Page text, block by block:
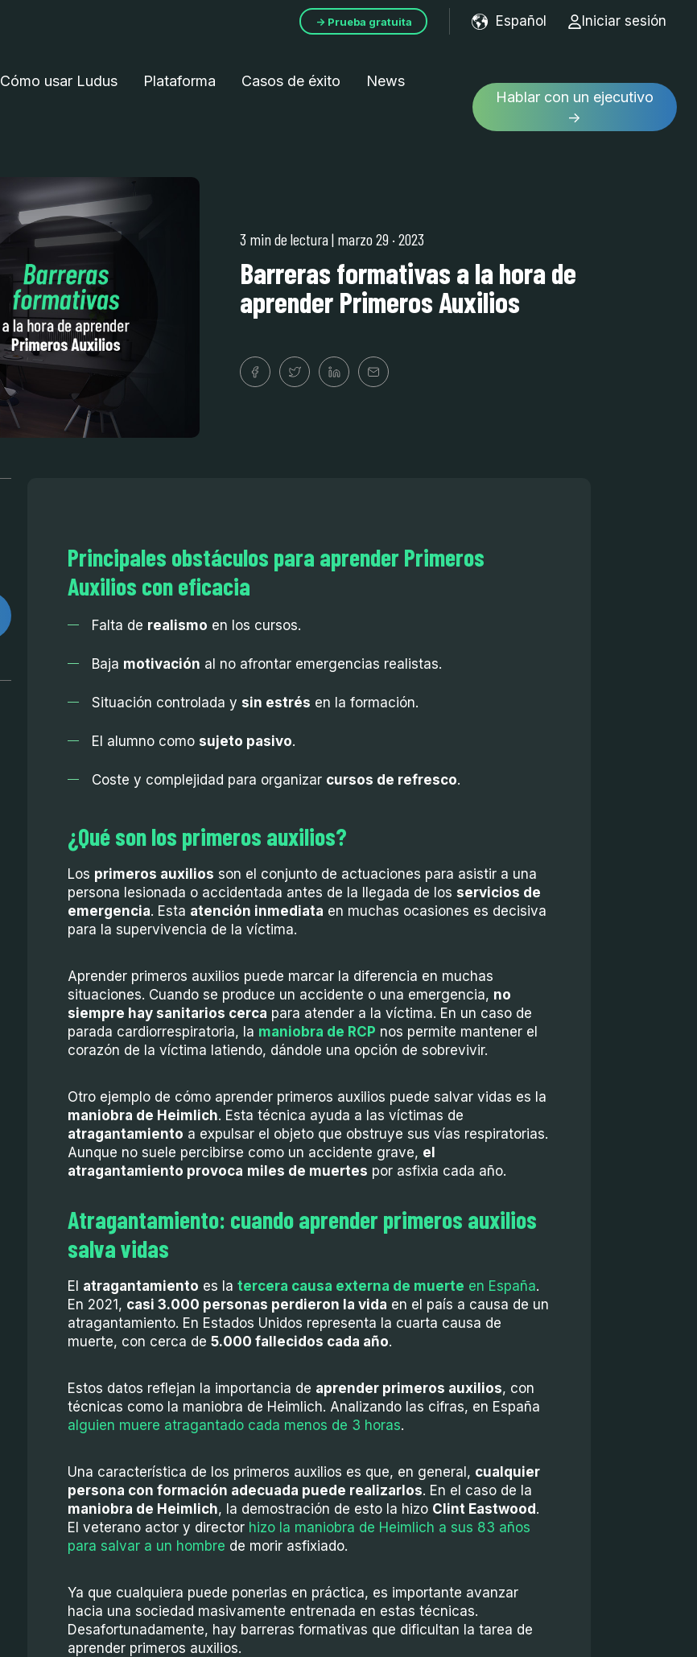
→ Prueba gratuita Español
Show submenu for
Iniciar sesión
Cómo usar Ludus Plataforma Casos de éxito News
Hablar con un ejecutivo
→
3 min de lectura| marzo 29 · 2023
Barreras formativas a la hora de
aprender Primeros Auxilios
Principales obstáculos para aprender Primeros
Auxilios con eficacia
Falta de realismo en los cursos.
Baja motivación al no afrontar emergencias realistas.
Situación controlada y sin estrés en la formación.
El alumno como sujeto pasivo.
Coste y complejidad para organizar cursos de refresco.
¿Qué son los primeros auxilios?
Los primeros auxilios son el conjunto de actuaciones para asistir a una
persona lesionada o accidentada antes de la llegada de los servicios de
emergencia. Esta atención inmediata en muchas ocasiones es decisiva
para la supervivencia de la víctima.
Aprender primeros auxilios puede marcar la diferencia en muchas
situaciones. Cuando se produce un accidente o una emergencia, no
siempre hay sanitarios cerca para atender a la víctima. En un caso de
parada cardiorrespiratoria, la maniobra de RCP nos permite mantener el
corazón de la víctima latiendo, dándole una opción de sobrevivir.
Otro ejemplo de cómo aprender primeros auxilios puede salvar vidas es la
maniobra de Heimlich. Esta técnica ayuda a las víctimas de
atragantamiento a expulsar el objeto que obstruye sus vías respiratorias.
Aunque no suele percibirse como un accidente grave, el
atragantamiento provoca miles de muertes por asfixia cada año.
Atragantamiento: cuando aprender primeros auxilios
salva vidas
El atragantamiento es la tercera causa externa de muerte en España.
En 2021, casi 3.000 personas perdieron la vida en el país a causa de un
atragantamiento. En Estados Unidos representa la cuarta causa de
muerte, con cerca de 5.000 fallecidos cada año.
Estos datos reflejan la importancia de aprender primeros auxilios, con
técnicas como la maniobra de Heimlich. Analizando las cifras, en España
alguien muere atragantado cada menos de 3 horas.
Una característica de los primeros auxilios es que, en general, cualquier
persona con formación adecuada puede realizarlos. En el caso de la
maniobra de Heimlich, la demostración de esto la hizo Clint Eastwood .
El veterano actor y director hizo la maniobra de Heimlich a sus 83 años
para salvar a un hombre de morir asfixiado.
Ya que cualquiera puede ponerlas en práctica, es importante avanzar
hacia una sociedad masivamente entrenada en estas técnicas.
Desafortunadamente, hay barreras formativas que dificultan la tarea de
aprender primeros auxilios.